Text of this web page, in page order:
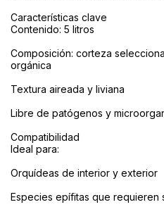
Características clave
Contenido: 5 litros
Composición: corteza
orgánica
Textura aireada y liviana
Libre de patógenos y
Compatibilidad
Ideal para:
Orquídeas de interior y exterior
Especies epífitas que requieren